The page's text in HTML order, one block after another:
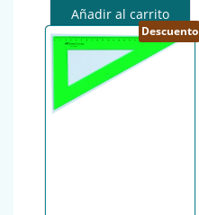
Añadir al carrito
Descuento